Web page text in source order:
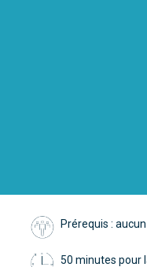
Prérequis : aucun
50 minutes pour